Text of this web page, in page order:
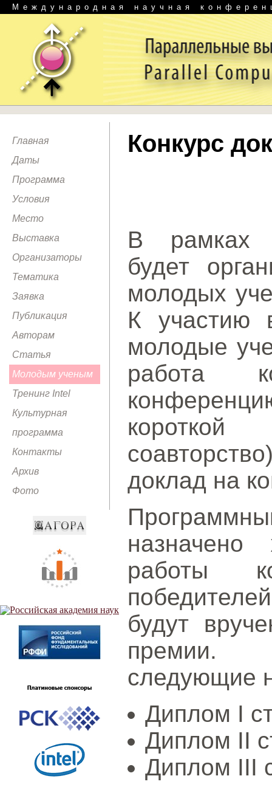
Международная научная
Главная
Даты
Программа
Условия
Место
Выставка
Организаторы
Тематика
Заявка
Публикация
Авторам
Статья
Молодым ученым
Тренинг Intel
Культурная
программа
Контакты
Архив
Фото
Конкурс
В рамках
будет
молодых
К участию
молодые
работа
доклад на
работы
будут
премии.
следующие
Диплом I
Диплом II
Диплом III